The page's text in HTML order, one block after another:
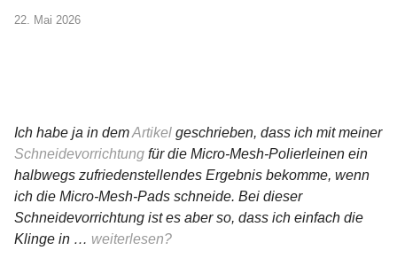
22. Mai 2026
Ich habe ja in demArtikel geschrieben, dass ich mit meiner
Schneidevorrichtung für die Micro-Mesh-Polierleinen ein
halbwegs zufriedenstellendes Ergebnis bekomme, wenn
ich die Micro-Mesh-Pads schneide. Bei dieser
Schneidevorrichtung ist es aber so, dass ich einfach die
Klinge in … weiterlesen?